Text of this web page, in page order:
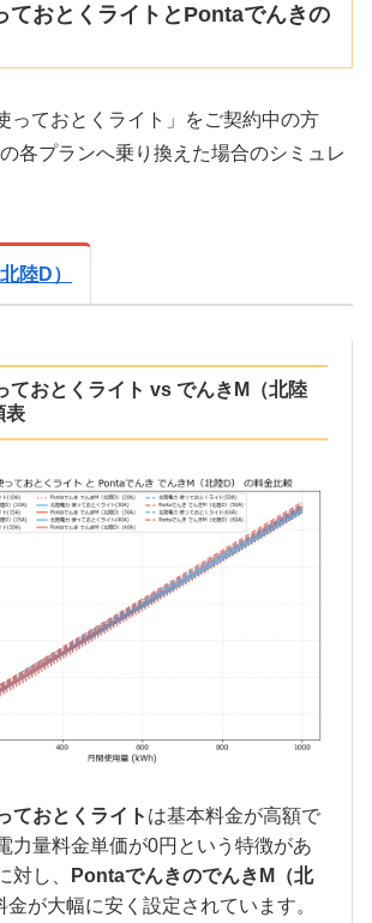
ておとくライトとPontaでんきの
っておとくライト」をご契約中の方
各プランへ乗り換えた場合のシミュレ
陸D）
ておとくライト vs でんきM（北陸
表
ておとくライト は基本料金が高額で
力量料金単価が0円という特徴があ
対し、
PontaでんきのでんきM（北
金が大幅に安く設定されています。